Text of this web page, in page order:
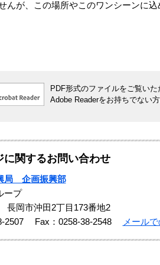
んが、この場所やこのワンシーンに
PDF形式のファイルをご覧い
Adobe Readerをお持ちでない
に関するお問い合わせ
局 企画振興部
ープ
長岡市沖田2丁目173番地2
2507
Fax：0258-38-2548 メール